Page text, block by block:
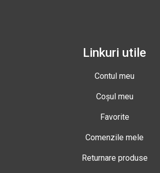
Linkuri utile
Contul meu
Coșul meu
Favorite
Comenzile mele
Returnare produse